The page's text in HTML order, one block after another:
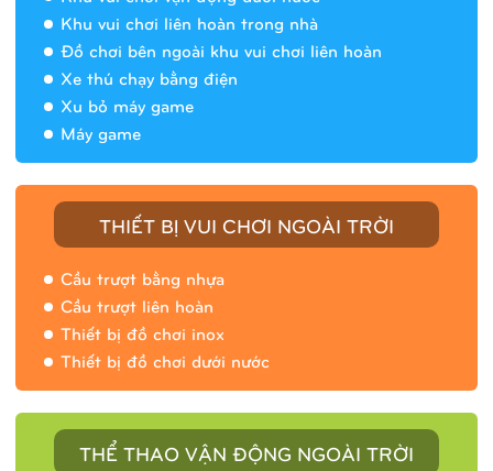
Khu vui chơi liên hoàn trong nhà
Đồ chơi bên ngoài khu vui chơi liên hoàn
Xe thú chạy bằng điện
Xu bỏ máy game
Máy game
THIẾT BỊ VUI CHƠI NGOÀI TRỜI
Cầu trượt bằng nhựa
Cầu trượt liên hoàn
Thiết bị đồ chơi inox
Thiết bị đồ chơi dưới nước
THỂ THAO VẬN ĐỘNG NGOÀI TRỜI